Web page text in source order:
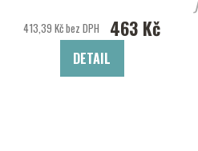
413,39 Kč bez DPH 463 Kč
DETAIL